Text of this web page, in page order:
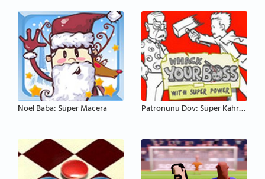
Noel Baba: Süper Macera Patronunu Döv: Süper Kahraman